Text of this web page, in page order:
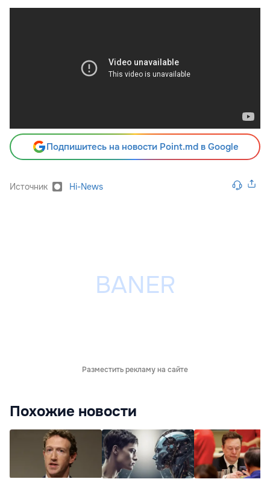
Подпишитесь на новости Point.md в Google
Источник Hi-News
Разместить рекламу на сайте
Похожие новости